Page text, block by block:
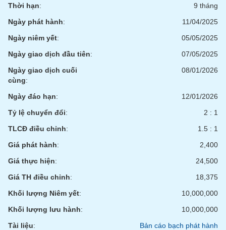
Thời hạn:
9 tháng
Ngày phát hành:
11/04/2025
Ngày niêm yết:
05/05/2025
Ngày giao dịch đầu tiên:
07/05/2025
Ngày giao dịch cuối
cùng:
08/01/2026
Ngày đáo hạn:
12/01/2026
Tỷ lệ chuyển đổi:
2 : 1
TLCĐ điều chỉnh:
1.5 : 1
Giá phát hành:
2,400
Giá thực hiện:
24,500
Giá TH điều chỉnh:
18,375
Khối lượng Niêm yết:
10,000,000
Khối lượng lưu hành:
10,000,000
Tài liệu: Bản cáo bạch phát hành
Thuật
(-)
Dịch
vụ
tạo
Sách
chính